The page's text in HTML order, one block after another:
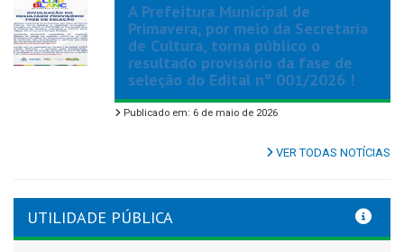
A Prefeitura Municipal de
Primavera, por meio da Secretaria
de Cultura, torna público o
resultado provisório da fase de
seleção do Edital nº 001/2026 !
Publicado em: 6 de maio de 2026
VER TODAS NOTÍCIAS
UTILIDADE PÚBLICA